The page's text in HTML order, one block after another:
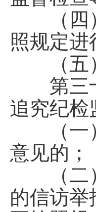
（四）
照规定
（五）
第三十
追究纪检
（一）
意见的；
（二）
的信访举